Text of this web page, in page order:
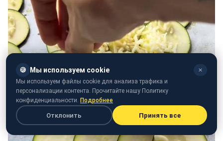
🍪 Мы используем cookie ✕
Мы используем файлы cookie для анализа трафика и
персонализации контента. Прочитайте нашу Политику
конфиденциальности. Подробнее
Отклонить Принять все